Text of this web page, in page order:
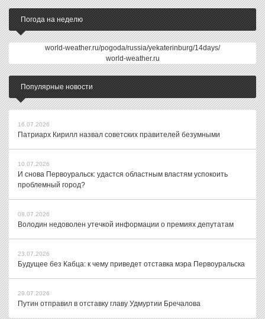
Погода на неделю
world-weather.ru/pogoda/russia/yekaterinburg/14days/
world-weather.ru
Популярные новости
16.07.2026
Патриарх Кирилл назвал советских правителей безумными
10.07.2026
И снова Первоуральск: удастся областным властям успокоить
проблемный город?
08.07.2026
Володин недоволен утечкой информации о премиях депутатам
23.07.2026
Будущее без Кабца: к чему приведет отставка мэра Первоуральска
29.07.2026
Путин отправил в отставку главу Удмуртии Бречалова